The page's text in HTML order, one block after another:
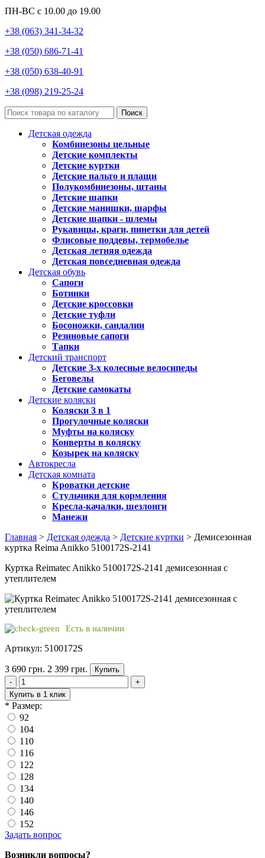
ПН-ВС с 10.00 до 19.00
+38 (063) 341-34-32
+38 (050) 686-71-41
+38 (050) 638-40-91
+38 (098) 219-25-24
Поиск
Детская одежда
Комбинезоны цельные
Детские комплекты
Детские куртки
Детские пальто и плащи
Полукомбинезоны, штаны
Детские шапки
Детские манишки, шарфы
Детские шапки - шлемы
Рукавицы, краги, пинетки для детей
Флисовые поддевы, термобелье
Детская летняя одежда
Детская повседневная одежда
Детская обувь
Сапоги
Ботинки
Детские кроссовки
Детские туфли
Босоножки, сандалии
Резиновые сапоги
Тапки
Детский транспорт
Детские 3-х колесные велосипеды
Беговелы
Детские самокаты
Детские коляски
Коляски 3 в 1
Прогулочные коляски
Муфты на коляску
Конверты в коляску
Козырек на коляску
Автокресла
Детская комната
Кроватки детские
Стульчики для кормления
Кресла-качалки, шезлонги
Манежи
Главная > Детская одежда > Детские куртки > Демисезонная
куртка Reima Anikko 5100172S-2141
Куртка Reimatec Anikko 5100172S-2141 демисезонная с
утеплителем
Есть в наличии
Артикул: 5100172S
3 690 грн. 2 399 грн.
Купить
-
+
Купить в 1 клик
* Размер:
92
104
110
116
122
128
134
140
146
152
Задать вопрос
Возникли вопросы?